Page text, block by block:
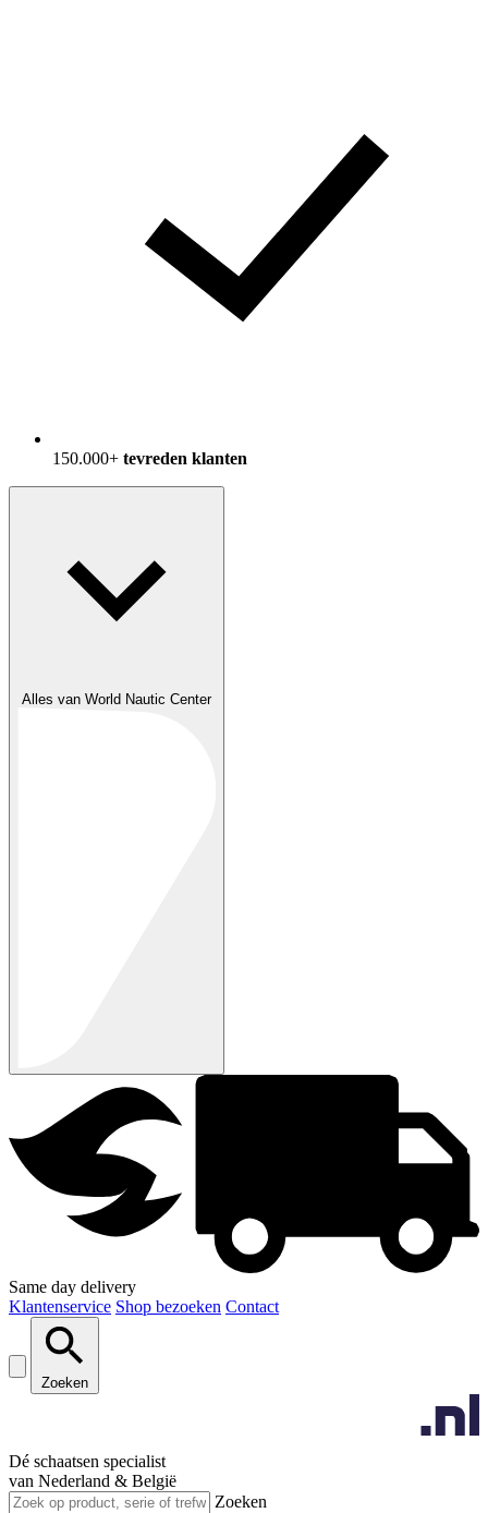
150.000+ tevreden klanten
Alles van World Nautic Center
Same day delivery
Klantenservice Shop bezoeken Contact
Zoeken
Dé schaatsen specialist
van Nederland & België
Zoeken